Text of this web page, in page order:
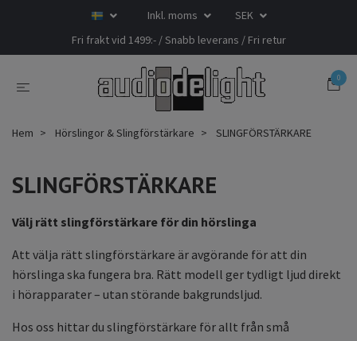
Inkl. moms
SEK
Fri frakt vid 1499:- / Snabb leverans / Fri retur
0
Hem Hörslingor & Slingförstärkare SLINGFÖRSTÄRKARE
SLINGFÖRSTÄRKARE
Välj rätt slingförstärkare för din hörslinga
Att välja rätt slingförstärkare är avgörande för att din
hörslinga ska fungera bra. Rätt modell ger tydligt ljud direkt
i hörapparater – utan störande bakgrundsljud.
Hos oss hittar du slingförstärkare för allt från små